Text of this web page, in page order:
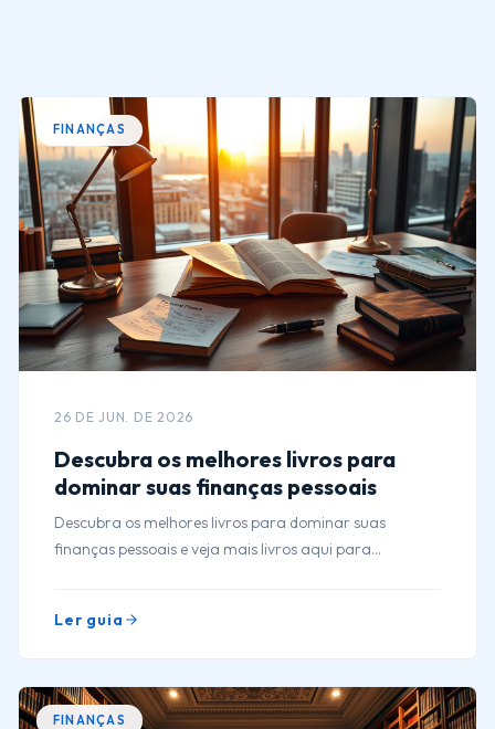
FINANÇAS
26 DE JUN. DE 2026
Descubra os melhores livros para
dominar suas finanças pessoais
Descubra os melhores livros para dominar suas
finanças pessoais e veja mais livros aqui para
Ler guia
FINANÇAS